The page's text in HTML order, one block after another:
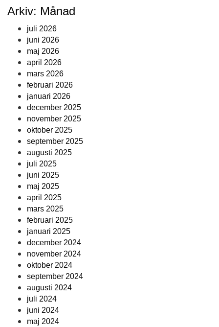
Arkiv: Månad
juli 2026
juni 2026
maj 2026
april 2026
mars 2026
februari 2026
januari 2026
december 2025
november 2025
oktober 2025
september 2025
augusti 2025
juli 2025
juni 2025
maj 2025
april 2025
mars 2025
februari 2025
januari 2025
december 2024
november 2024
oktober 2024
september 2024
augusti 2024
juli 2024
juni 2024
maj 2024